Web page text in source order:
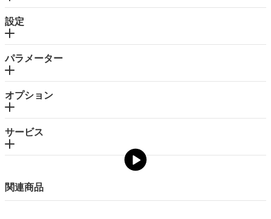
設定
パラメーター
オプション
サービス
関連商品